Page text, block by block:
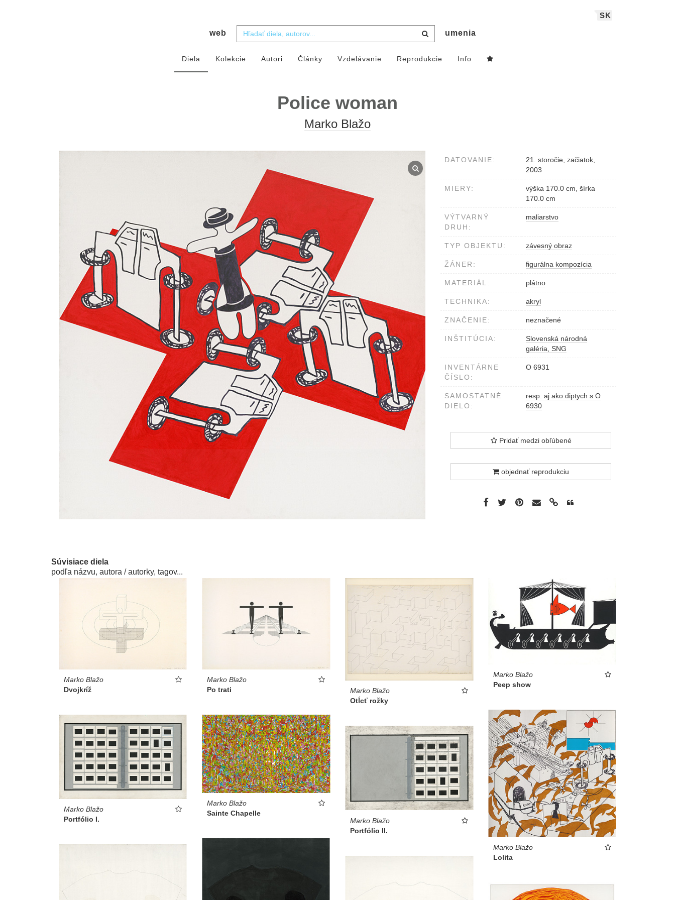
SK
web umenia
Diela Kolekcie Autori Články Vzdelávanie Reprodukcie Info
Police woman
Marko Blažo
DATOVANIE:
21. storočie, začiatok,
2003
MIERY:
výška 170.0 cm, šírka
170.0 cm
VÝTVARNÝ
DRUH:
maliarstvo
TYP OBJEKTU: závesný obraz
ŽÁNER: figurálna kompozícia
MATERIÁL: plátno
TECHNIKA: akryl
ZNAČENIE: neznačené
INŠTITÚCIA:
Slovenská národná
galéria, SNG
INVENTÁRNE
ČÍSLO:
O 6931
SAMOSTATNÉ
DIELO:
resp. aj ako diptych s O
6930
Pridať medzi obľúbené
objednať reprodukciu
Súvisiace diela
podľa názvu, autora / autorky, tagov...
Marko Blažo
Dvojkríž
Marko Blažo
Po trati
Marko Blažo
Otĺcť rožky
Marko Blažo
Peep show
Marko Blažo
Lolita
Marko Blažo
Sainte Chapelle
Marko Blažo
Portfólio I.
Marko Blažo
Portfólio II.